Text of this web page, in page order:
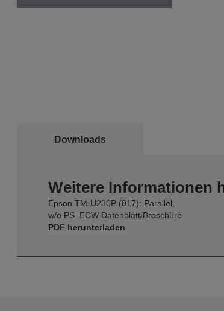
Downloads
Weitere Informationen
Epson TM-U230P (017): Parallel,
w/o PS, ECW Datenblatt/Broschüre
PDF herunterladen